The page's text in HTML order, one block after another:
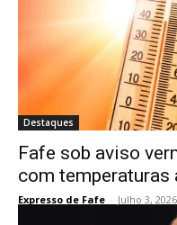
Destaques
Fafe sob aviso
com temperaturas
Expresso de Fafe - Julho 3, 2026